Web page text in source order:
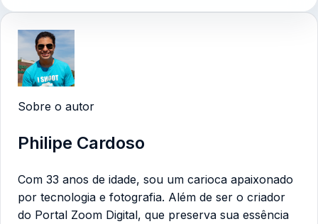
Sobre o autor
Philipe Cardoso
Com 33 anos de idade, sou um carioca apaixonado
por tecnologia e fotografia. Além de ser o criador
do Portal Zoom Digital, que preserva sua essência